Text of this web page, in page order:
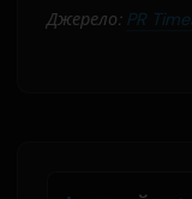
Джерело: PR